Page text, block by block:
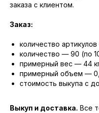
заказа с клиентом.
Заказ:
количество
количество — 90 (по
примерный вес — 44
примерный объем —
стоимость выкупа с
Выкуп и доставка. Все